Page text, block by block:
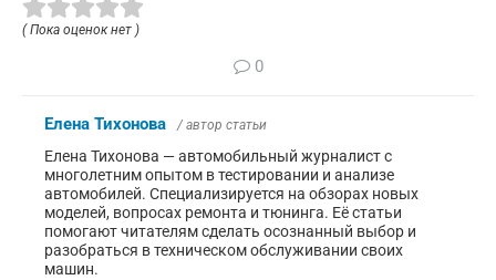
( Пока оценок нет )
0
Елена Тихонова / автор статьи
Елена Тихонова — автомобильный журналист с
многолетним опытом в тестировании и анализе
автомобилей. Специализируется на обзорах новых
моделей, вопросах ремонта и тюнинга. Её статьи
помогают читателям сделать осознанный выбор и
разобраться в техническом обслуживании своих
машин.